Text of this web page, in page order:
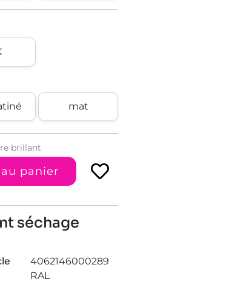
mat
brillant
panier
séchage
4062146000289
RAL